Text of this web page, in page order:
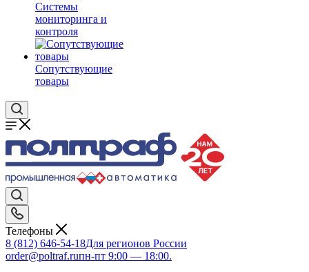
Системы
мониторинга и
контроля
Сопутствующие
товары
Телефоны
8 (812) 646-54-18Для регионов России
order@poltraf.ruпн-пт 9:00 — 18:00.